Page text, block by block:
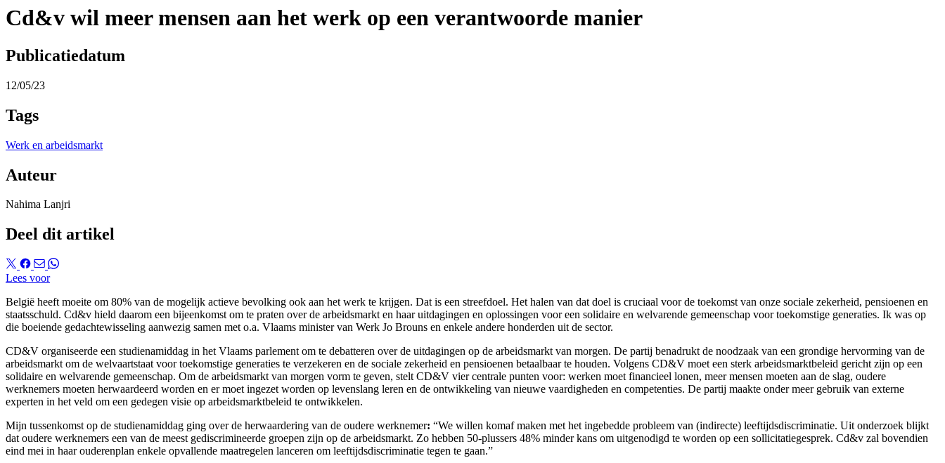
Cd&v wil meer mensen aan het werk op een verantwoorde manier
Publicatiedatum
12/05/23
Tags
Werk en arbeidsmarkt
Auteur
Nahima Lanjri
Deel dit artikel
Lees voor
België heeft moeite om 80% van de mogelijk actieve bevolking ook aan het werk te krijgen. Dat is een streefdoel. Het halen van dat doel is cruciaal voor de toekomst van onze sociale zekerheid, pensioenen en
staatsschuld. Cd&v hield daarom een bijeenkomst om te praten over de arbeidsmarkt en haar uitdagingen en oplossingen voor een solidaire en welvarende gemeenschap voor toekomstige generaties. Ik was op
die boeiende gedachtewisseling aanwezig samen met o.a. Vlaams minister van Werk Jo Brouns en enkele andere honderden uit de sector.
CD&V organiseerde een studienamiddag in het Vlaams parlement om te debatteren over de uitdagingen op de arbeidsmarkt van morgen. De partij benadrukt de noodzaak van een grondige hervorming van de
arbeidsmarkt om de welvaartstaat voor toekomstige generaties te verzekeren en de sociale zekerheid en pensioenen betaalbaar te houden. Volgens CD&V moet een sterk arbeidsmarktbeleid gericht zijn op een
solidaire en welvarende gemeenschap. Om de arbeidsmarkt van morgen vorm te geven, stelt CD&V vier centrale punten voor: werken moet financieel lonen, meer mensen moeten aan de slag, oudere
werknemers moeten herwaardeerd worden en er moet ingezet worden op levenslang leren en de ontwikkeling van nieuwe vaardigheden en competenties. De partij maakte onder meer gebruik van externe
experten in het veld om een gedegen visie op arbeidsmarktbeleid te ontwikkelen.
Mijn tussenkomst op de studienamiddag ging over de herwaardering van de oudere werknemer: “We willen komaf maken met het ingebedde probleem van (indirecte) leeftijdsdiscriminatie. Uit onderzoek blijkt
dat oudere werknemers een van de meest gediscrimineerde groepen zijn op de arbeidsmarkt. Zo hebben 50-plussers 48% minder kans om uitgenodigd te worden op een sollicitatiegesprek. Cd&v zal bovendien
eind mei in haar ouderenplan enkele opvallende maatregelen lanceren om leeftijdsdiscriminatie tegen te gaan.”